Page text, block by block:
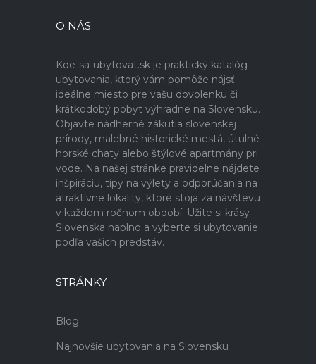
O NÁS
Kde-sa-ubytovat.sk je praktický katalóg
ubytovania, ktorý vám pomôže nájsť
ideálne miesto pre vašu dovolenku či
krátkodobý pobyt výhradne na Slovensku.
Objavte nádherné zákutia slovenskej
prírody, malebné historické mestá, útulné
horské chaty alebo štýlové apartmány pri
vode. Na našej stránke pravidelne nájdete
inšpiráciu, tipy na výlety a odporúčania na
atraktívne lokality, ktoré stoja za návštevu
v každom ročnom období. Užite si krásy
Slovenska naplno a vyberte si ubytovanie
podľa vašich predstáv.
STRÁNKY
Blog
Najnovšie ubytovania na Slovensku